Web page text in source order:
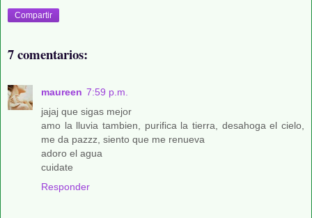
Compartir
7 comentarios:
maureen 7:59 p.m.
jajaj que sigas mejor
amo la lluvia tambien, purifica la tierra, desahoga el cielo,
me da pazzz, siento que me renueva
adoro el agua
cuidate
Responder